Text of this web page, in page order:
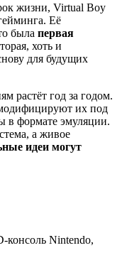
жизни, Virtual Boy
Её
была первая
хоть и
для будущих
растёт год за годом.
их под
в формате эмуляции.
а живое
идеи могут
консоль Nintendo,